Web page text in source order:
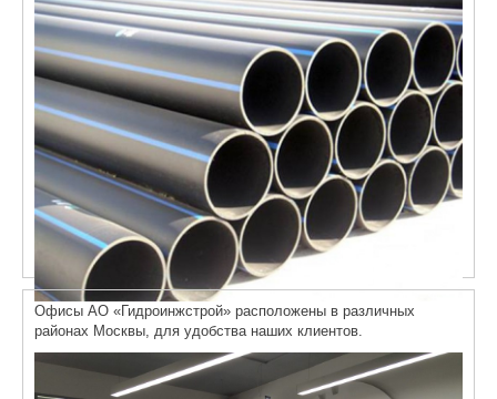
Офисы АО «Гидроинжстрой» расположены в различных
районах Москвы, для удобства наших клиентов.